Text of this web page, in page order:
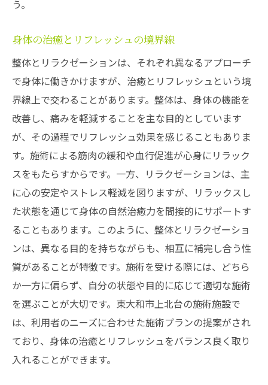
う。
身体の治癒とリフレッシュの境界線
整体とリラクゼーションは、それぞれ異なるアプローチ
で身体に働きかけますが、治癒とリフレッシュという境
界線上で交わることがあります。整体は、身体の機能を
改善し、痛みを軽減することを主な目的としています
が、その過程でリフレッシュ効果を感じることもありま
す。施術による筋肉の緩和や血行促進が心身にリラック
スをもたらすからです。一方、リラクゼーションは、主
に心の安定やストレス軽減を図りますが、リラックスし
た状態を通じて身体の自然治癒力を間接的にサポートす
ることもあります。このように、整体とリラクゼーショ
ンは、異なる目的を持ちながらも、相互に補完し合う性
質があることが特徴です。施術を受ける際には、どちら
か一方に偏らず、自分の状態や目的に応じて適切な施術
を選ぶことが大切です。東大和市上北台の施術施設で
は、利用者のニーズに合わせた施術プランの提案がされ
ており、身体の治癒とリフレッシュをバランス良く取り
入れることができます。